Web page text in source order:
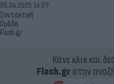
Συντακτική
Ομάδα
Flash.gr
05.04.2025 14:07
Κάνε κλικ και
Flash.grστην